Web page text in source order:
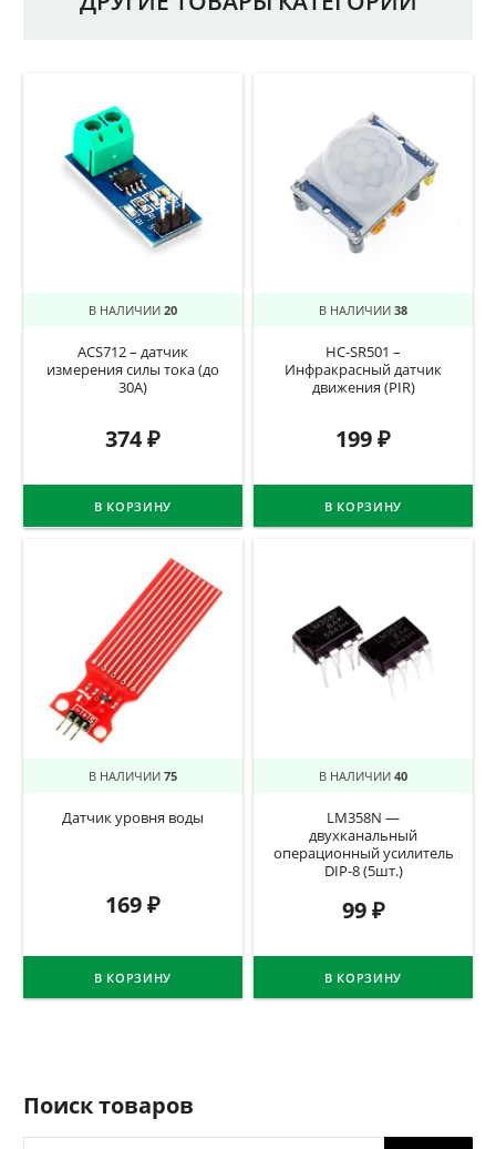
В НАЛИЧИИ 20
ACS712 – датчик
измерения силы тока (до
30A)
374₽
В КОРЗИНУ
В НАЛИЧИИ 38
HC-SR501 –
Инфракрасный датчик
движения (PIR)
199₽
В КОРЗИНУ
В НАЛИЧИИ 75
Датчик уровня воды
169₽
В КОРЗИНУ
В НАЛИЧИИ 40
LM358N —
двухканальный
операционный усилитель
DIP-8 (5шт.)
99₽
В КОРЗИНУ
Поиск товаров